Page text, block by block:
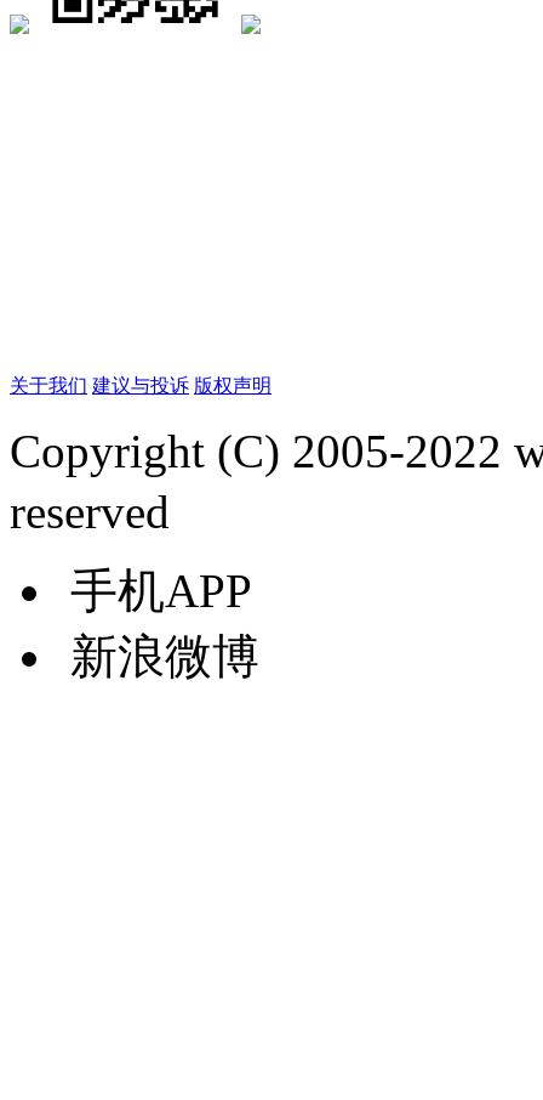
关于我们 建议与投诉 版权声明
Copyright (C) 2005-2022
reserved
手机APP
新浪微博